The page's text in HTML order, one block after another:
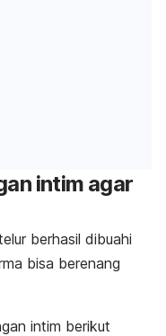
intim agar
berhasil dibuahi
bisa berenang
intim berikut